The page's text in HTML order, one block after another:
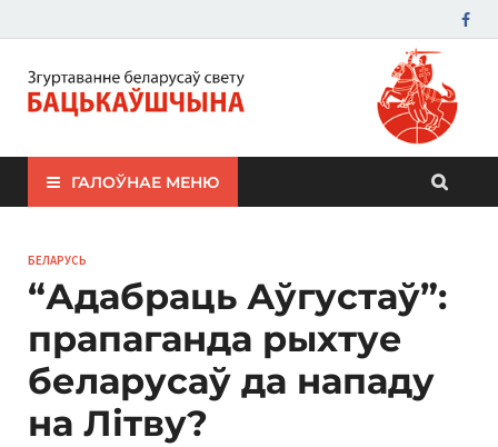
ЗБС "Бацькаўшчына"
ГАЛОЎНАЕ МЕНЮ
БЕЛАРУСЬ
“Адабраць Аўгустаў”:
прапаганда рыхтуе
беларусаў да нападу
на Літву?